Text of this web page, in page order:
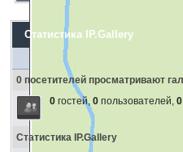
Статистика IP.Gallery
0 посетителей просматривают
0 гостей,0 пользователей,0
Статистика IP.Gallery